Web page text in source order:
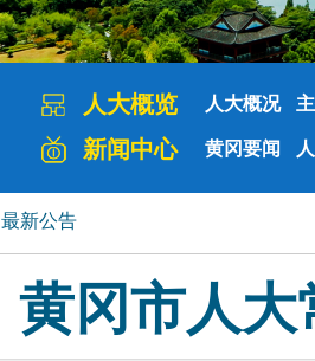
人大概览 人大概况
新闻中心 黄冈要闻
最新公告
黄冈市人